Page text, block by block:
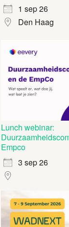
1 sep 26
Den Haag
Lunch webinar:
Empco
3 sep 26